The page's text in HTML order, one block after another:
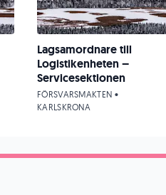
Lagsamordnare till
Logistikenheten –
Servicesektionen
FÖRSVARSMAKTEN •
KARLSKRONA